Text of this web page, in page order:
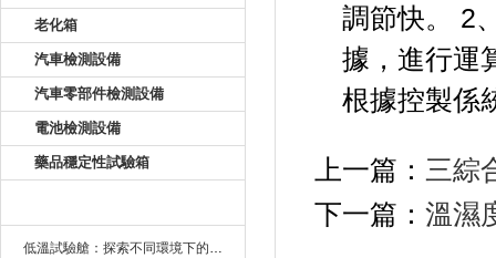
老化箱
汽車檢測設備
汽車零部件檢測設備
電池檢測設備
藥品穩定性試驗箱
低溫試驗艙：探索不同環境下的科技邊界
調節快。
據，進行
根據控製係統
上一篇： 三綜
下一篇： 溫濕